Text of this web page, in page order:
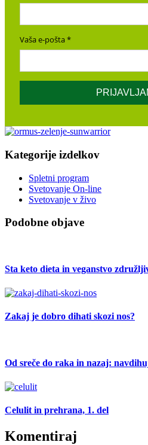
Vaša e-pošta
Kategorije izdelkov
Spletni program
Svetovanje On-line
Svetovanje v živo
Podobne objave
Sta keto dieta in veganstvo
Zakaj je dobro dihati skozi nos?
Od sreče do raka in nazaj:
Celulit in prehrana, 1. del
Komentiraj